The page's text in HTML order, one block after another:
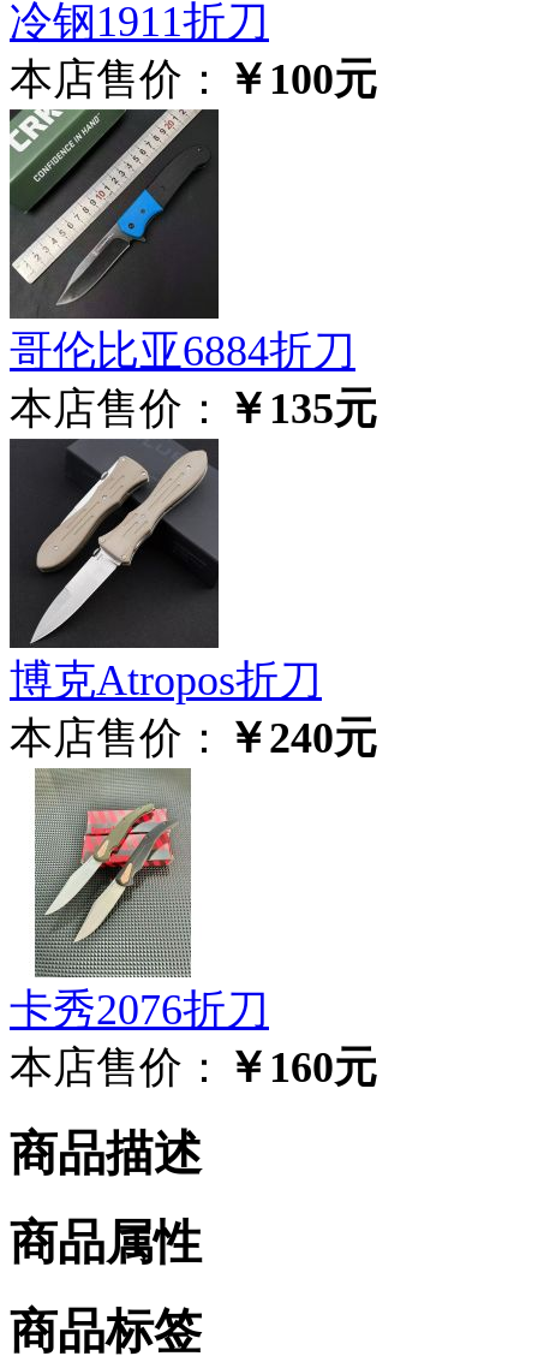
冷钢1911折刀
本店售价： ￥100元
哥伦比亚6884折刀
本店售价： ￥135元
博克Atropos折刀
本店售价： ￥240元
卡秀2076折刀
本店售价： ￥160元
商品描述
商品属性
商品标签